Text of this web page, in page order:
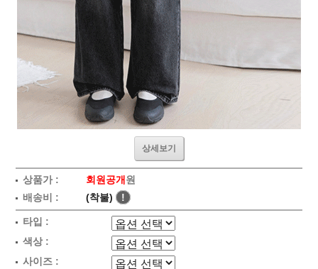
상세보기
상품가 : 회원공개원
배송비 :
(착불) !
타입 :
색상 :
사이즈 :